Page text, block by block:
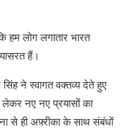
हम लोग लगातार भारत
हैं।
ने स्वागत वक्तव्य देते हुए
लेकर नए नए प्रयासों का
से ही अफ़्रीका के साथ संबंधों